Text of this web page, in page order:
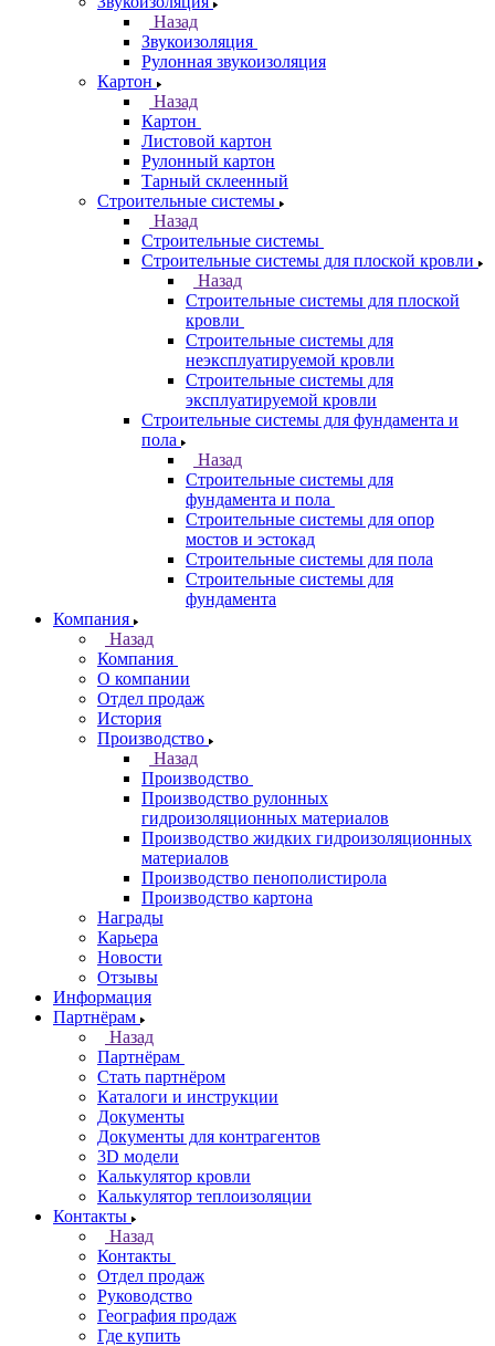
Назад
Звукоизоляция
Рулонная звукоизоляция
Картон
Назад
Картон
Листовой картон
Рулонный картон
Тарный склеенный
Строительные системы
Назад
Строительные системы
Строительные системы для плоской кровли
Назад
Строительные системы для плоской
кровли
Строительные системы для
неэксплуатируемой кровли
Строительные системы для
эксплуатируемой кровли
Строительные системы для фундамента и
пола
Назад
Строительные системы для
фундамента и пола
Строительные системы для опор
мостов и эстокад
Строительные системы для пола
Строительные системы для
фундамента
Компания
Назад
Компания
О компании
Отдел продаж
История
Производство
Назад
Производство
Производство рулонных
гидроизоляционных материалов
Производство жидких гидроизоляционных
материалов
Производство пенополистирола
Производство картона
Награды
Карьера
Новости
Отзывы
Информация
Партнёрам
Назад
Партнёрам
Стать партнёром
Каталоги и инструкции
Документы
Документы для контрагентов
3D модели
Калькулятор кровли
Калькулятор теплоизоляции
Контакты
Назад
Контакты
Отдел продаж
Руководство
География продаж
Где купить